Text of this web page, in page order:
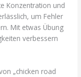
Konzentration und
um Fehler
Mit etwas Übung
verbessern
„chicken road